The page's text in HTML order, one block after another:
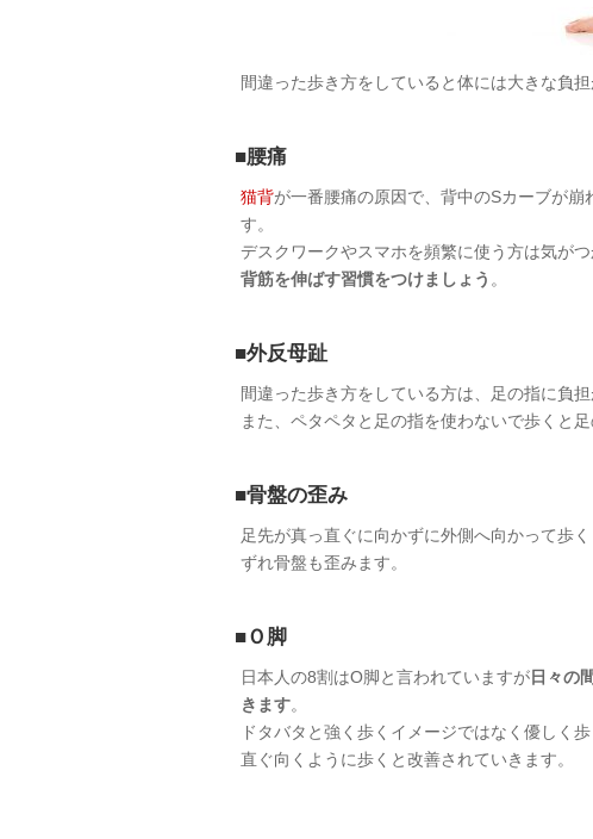
間違った歩き方をしていると体には大きな負
■腰痛
猫背が一番腰痛の原因で、背中のSカーブが
す。
デスクワークやスマホを頻繁に使う方は気が
背筋を伸ばす習慣をつけましょう 。
■外反母趾
間違った歩き方をしている方は、足の指に負
また、ペタペタと足の指を使わないで歩くと
■骨盤の歪み
足先が真っ直ぐに向かずに外側へ向かって歩
ずれ骨盤も歪みます。
■Ｏ脚
日本人の8割はO脚と言われていますが日々の
きます。
ドタバタと強く歩くイメージではなく優しく
直ぐ向くように歩くと改善されていきます。